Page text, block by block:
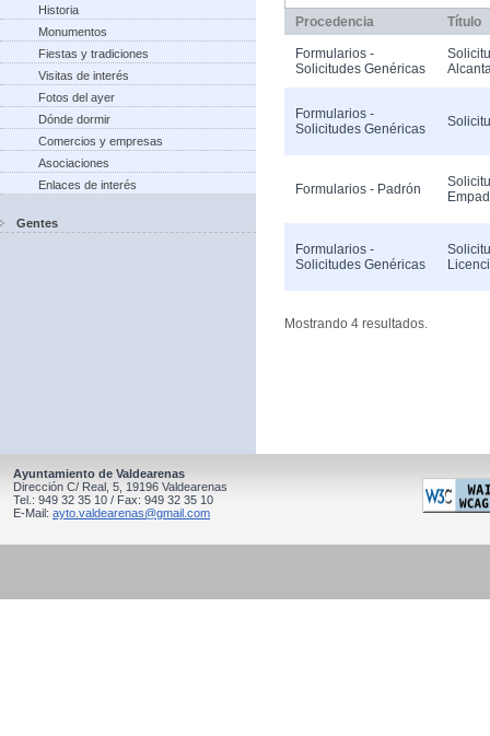
Historia
Monumentos
Fiestas y tradiciones
Visitas de interés
Fotos del ayer
Dónde dormir
Comercios y empresas
Asociaciones
Enlaces de interés
Gentes
Procedencia Título
Formularios -
Solicitudes Genéricas
Formularios -
Solicitudes Genéricas
Formularios - Padrón
Formularios -
Solicitudes Genéricas
Mostrando 4 resultados.
Ayuntamiento de Valdearenas
Dirección C/ Real, 5, 19196 Valdearenas
Tel.: 949 32 35 10 / Fax: 949 32 35 10
E-Mail: ayto.valdearenas@gmail.com